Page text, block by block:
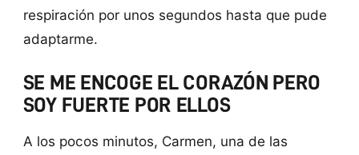
respiración por unos segundos hasta que pude
adaptarme.
SE ME ENCOGE EL CORAZÓN PERO
SOY FUERTE POR ELLOS
A los pocos minutos, Carmen, una de las